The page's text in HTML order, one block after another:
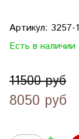
Артикул: 3257-1
Есть в наличии
11500 руб
8050 руб